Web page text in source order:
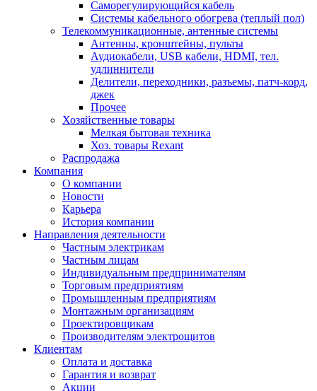
Саморегулирующийся кабель
Системы кабельного обогрева (теплый пол)
Телекоммуникационные, антенные системы
Антенны, кронштейны, пульты
Аудиокабели, USB кабели, HDMI, тел.
удлиннители
Делители, переходники, разъемы, патч-корд,
джек
Прочее
Хозяйственные товары
Мелкая бытовая техника
Хоз. товары Rexant
Распродажа
Компания
О компании
Новости
Карьера
История компании
Направления деятельности
Частным электрикам
Частным лицам
Индивидуальным предпринимателям
Торговым предприятиям
Промышленным предприятиям
Монтажным организациям
Проектировщикам
Производителям электрощитов
Клиентам
Оплата и доставка
Гарантия и возврат
Акции